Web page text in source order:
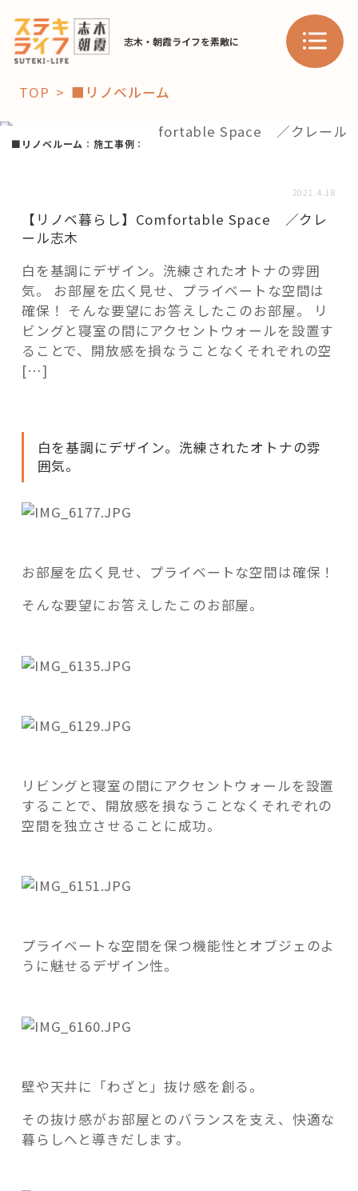
志木・朝霞ライフを素敵に
おすすめ
スポット 学び・教育
「場」
HAREL HAREL
活用事例
記事検索
TOP ■リノベルーム
■リノベルーム ：施工事例 ：
2021.4.18
【リノベ暮らし】Comfortable Space ／クレ
ール志木
白を基調にデザイン。洗練されたオトナの雰囲
気。 お部屋を広く見せ、プライベートな空間は
確保！ そんな要望にお答えしたこのお部屋。 リ
ビングと寝室の間にアクセントウォールを設置す
ることで、開放感を損なうことなくそれぞれの空
[…]
白を基調にデザイン。洗練されたオトナの雰
囲気。
お部屋を広く見せ、プライベートな空間は確保！
そんな要望にお答えしたこのお部屋。
リビングと寝室の間にアクセントウォールを設置
することで、開放感を損なうことなくそれぞれの
空間を独立させることに成功。
プライベートな空間を保つ機能性とオブジェのよ
うに魅せるデザイン性。
壁や天井に「わざと」抜け感を創る。
その抜け感がお部屋とのバランスを支え、快適な
暮らしへと導きだします。